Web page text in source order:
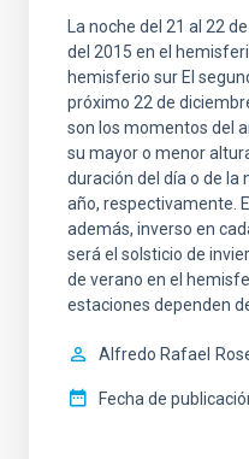
La noche del 21 al 22
del 2015 en el
hemisferio sur El
próximo 22 de
son los momentos del
su mayor o menor
duración del día o de la
año, respectivamente.
además, inverso en
será el solsticio de
de verano en el
estaciones dependen
Alfredo Rafael
Fecha de